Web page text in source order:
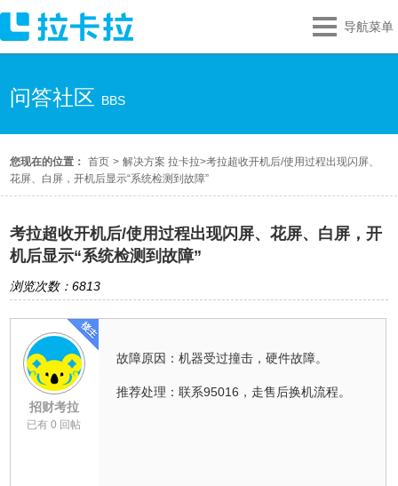
导航菜单
问答社区 BBS
您现在的位置： 首页 > 解决方案 拉卡拉>考拉超收开机后/使用过程出现闪屏、
花屏、白屏，开机后显示“系统检测到故障”
考拉超收开机后/使用过程出现闪屏、花屏、白屏，开
机后显示“系统检测到故障”
浏览次数：6813
招财考拉
已有 0 回帖
故障原因：机器受过撞击，硬件故障。
推荐处理：联系95016，走售后换机流程。